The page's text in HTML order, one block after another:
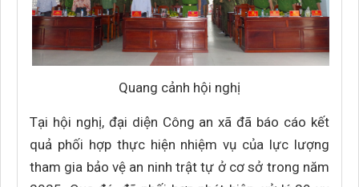
Quang cảnh hội nghị
Tại hội nghị, đại diện Công an xã đã báo cáo kết
quả phối hợp thực hiện nhiệm vụ của lực lượng
tham gia bảo vệ an ninh trật tự ở cơ sở trong năm